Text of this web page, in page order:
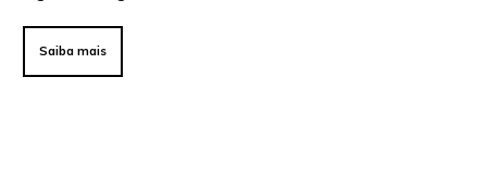
Para Líderes
Saiba mais